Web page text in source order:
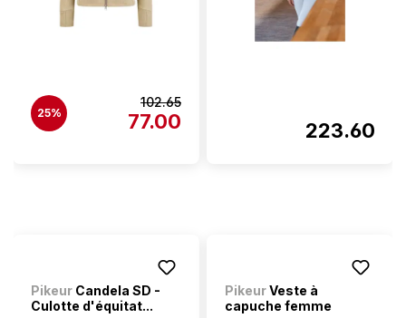
25%
102.65
77.00 223.60
Pikeur Candela SD -
Culotte d'équitat...
PikeurVeste à
capuche femme